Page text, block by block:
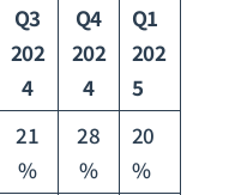
Q3
202
4
Q4
202
4
Q1
202
5
21
%
28
%
20
%